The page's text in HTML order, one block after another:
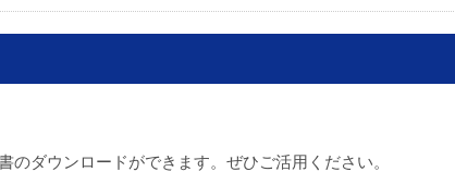
ダウンロードができます。ぜひご活用ください。